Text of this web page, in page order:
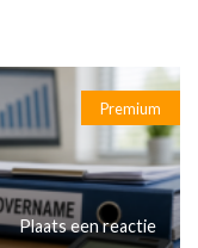
Premium
Plaats een reactie